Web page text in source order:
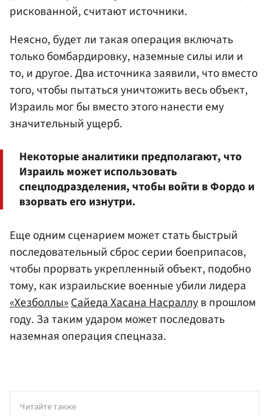
рискованной, считают источники.
Неясно, будет ли такая операция включать
только бомбардировку, наземные силы или и
то, и другое. Два источника заявили, что вместо
того, чтобы пытаться уничтожить весь объект,
Израиль мог бы вместо этого нанести ему
значительный ущерб.
Некоторые аналитики предполагают, что
Израиль может использовать
спецподразделения, чтобы войти в Фордо и
взорвать его изнутри.
Еще одним сценарием может стать быстрый
последовательный сброс серии боеприпасов,
чтобы прорвать укрепленный объект, подобно
тому, как израильские военные убили лидера
«Хезболлы»Сайеда Хасана Насраллув прошлом
году. За таким ударом может последовать
наземная операция спецназа.
Читайте также